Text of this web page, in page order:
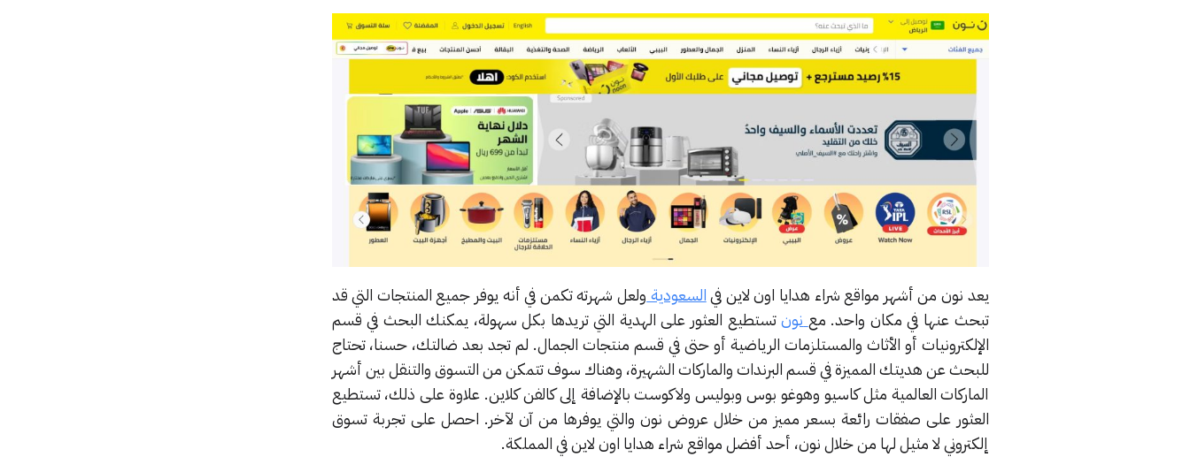
يعد نون من أشهر مواقع شراء هدايا اون لاين فيالسعودية ولعل شهرته تكمن في أنه يوفر جميع المنتجات التي قد
تبحث عنها في مكان واحد. مع نونتستطيع العثور على الهدية التي تريدها بكل سهولة، يمكنك البحث في قسم
الإلكترونيات أو الأثاث والمستلزمات الرياضية أو حتى في قسم منتجات الجمال. لم تجد بعد ضالتك، حسنا، تحتاج
للبحث عن هديتك المميزة في قسم البرندات والماركات الشهيرة، وهناك سوف تتمكن من التسوق والتنقل بين أشهر
الماركات العالمية مثل كاسيو وهوغو بوس وبوليس ولاكوست بالإضافة إلى كالفن كلاين. علاوة على ذلك، تستطيع
العثور على صفقات رائعة بسعر مميز من خلال عروض نون والتي يوفرها من آن لآخر. احصل على تجربة تسوق
إلكتروني لا مثيل لها من خلال نون، أحد أفضل مواقع شراء هدايا اون لاين في المملكة.